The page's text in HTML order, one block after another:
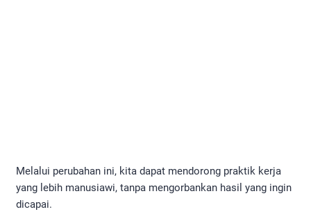
Melalui perubahan ini, kita dapat mendorong praktik kerja
yang lebih manusiawi, tanpa mengorbankan hasil yang ingin
dicapai.